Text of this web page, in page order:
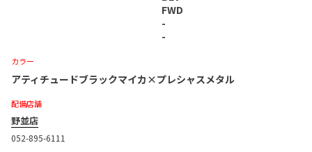
FWD
-
-
カラー
アティチュードブラックマイカ×プレシャスメタル
配備店舗
野並店
052-895-6111